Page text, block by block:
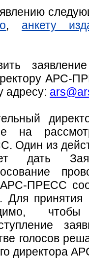
,
анкету
АРС-
адресу: ars
на
Один из
дать
АРС-ПРЕСС
принятия
чтобы
голосов
директора